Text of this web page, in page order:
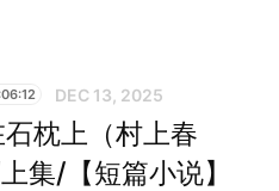
DEC 13, 2025
枕上（村上春
集/【短篇小说】